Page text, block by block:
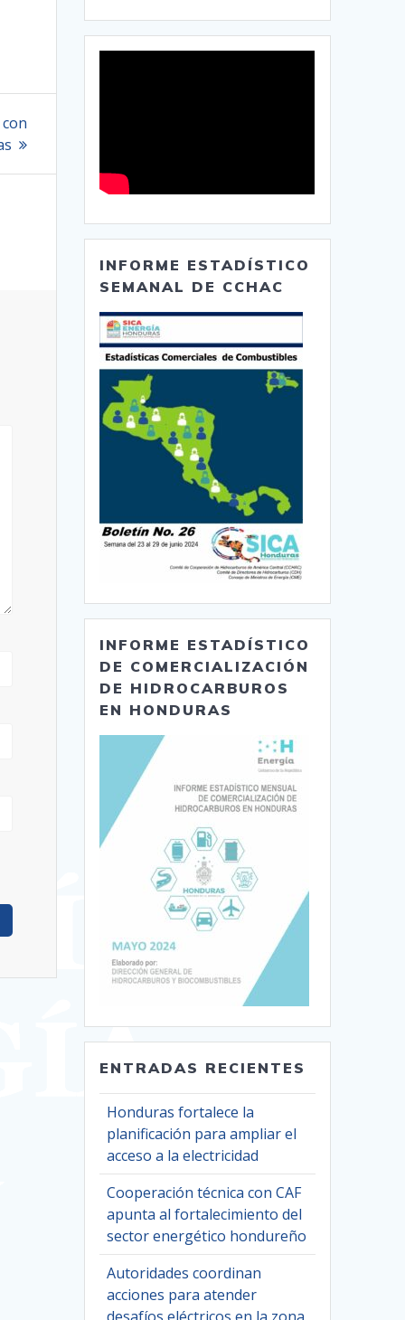
INFORME ESTADÍSTICO
SEMANAL DE CCHAC
INFORME ESTADÍSTICO
DE COMERCIALIZACIÓN
DE HIDROCARBUROS
EN HONDURAS
ENTRADAS RECIENTES
Honduras fortalece la
planificación para ampliar el
acceso a la electricidad
Cooperación técnica con CAF
apunta al fortalecimiento del
sector energético hondureño
Autoridades coordinan
acciones para atender